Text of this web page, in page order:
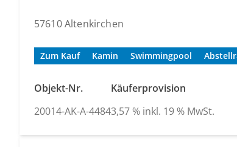
57610 Altenkirchen
Zum Kauf Kamin Swimmingpool
Objekt-Nr.
20014-AK-A-4484
Käuferprovision
3,57 % inkl. 19 % MwSt.